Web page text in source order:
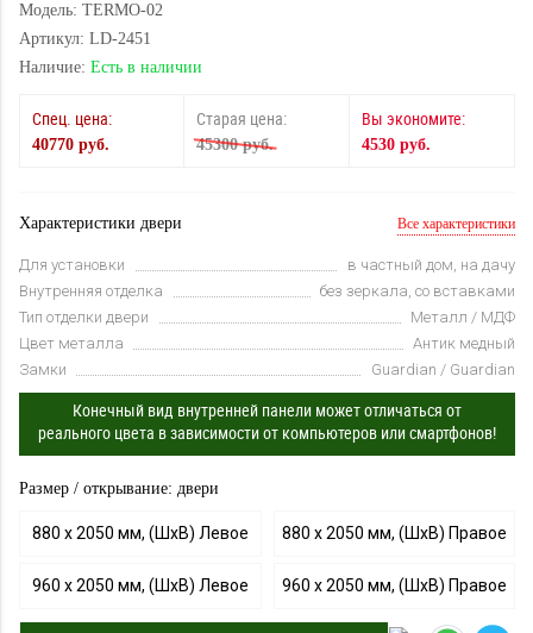
Модель: TERMO-02
Артикул: LD-2451
Наличие: Есть в наличии
Спец. цена:
40770 руб.
Старая цена:
45300 руб.
Вы экономите:
4530 руб.
Характеристики двери Все характеристики
Для установки
в частный дом, на дачу
Внутренняя отделка
без зеркала, со вставками
Тип отделки двери
Металл / МДФ
Цвет металла
Антик медный
Замки
Guardian / Guardian
Конечный вид внутренней панели может отличаться от
реального цвета в зависимости от компьютеров или смартфонов!
Размер / открывание: двери
880 х 2050 мм, (ШхВ) Левое 880 х 2050 мм, (ШхВ) Правое
960 х 2050 мм, (ШхВ) Левое 960 х 2050 мм, (ШхВ) Правое